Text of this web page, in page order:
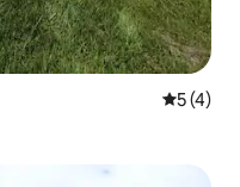
平均评分
5 (4)